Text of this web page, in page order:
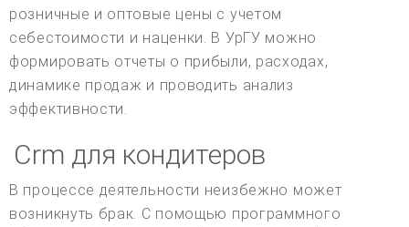
розничные и оптовые цены с учетом
себестоимости и наценки. В УрГУ можно
формировать отчеты о прибыли, расходах,
динамике продаж и проводить анализ
эффективности.
Crm для кондитеров
В процессе деятельности неизбежно может
возникнуть брак. С помощью программного